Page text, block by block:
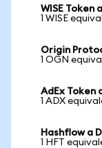
WISE Token
1 WISE
Origin
1 OGN
AdEx Token
1 ADX
Hashflow a
1 HFT